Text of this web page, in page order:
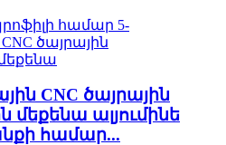
CNC ծայրային
մեքենա ալյումինե
համար...